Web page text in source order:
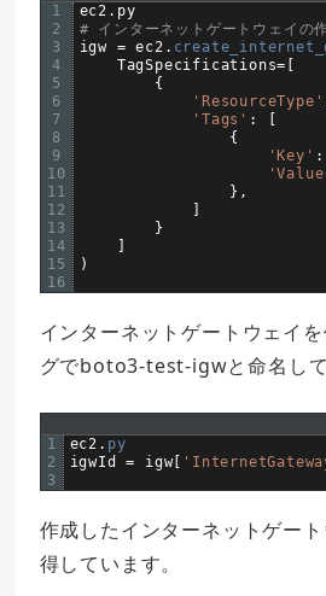
1
2
3
4
5
6
7
8
9
10
11
12
13
14
15
16
ec2 . py
# インターネットゲートウェイの
igw
= ec2 .
TagSpecifications= [
{
'ResourceType'
'Tags' :
[
{
'Key' :
} ,
]
}
]
)
インターネットゲートウェイ
グでboto3-test-igwと命名して
1
2
3
ec2 . py
igwId
= igw [
作成したインターネットゲー
得しています。